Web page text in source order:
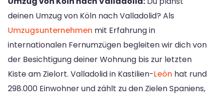
deinen Umzug von Köln nach Valladolid? Als
Umzugsunternehmen mit Erfahrung in
internationalen Fernumzügen begleiten wir dich von
der Besichtigung deiner Wohnung bis zur letzten
Kiste am Zielort. Valladolid in Kastilien-León hat rund
298.000 Einwohner und zählt zu den Zielen Spaniens,